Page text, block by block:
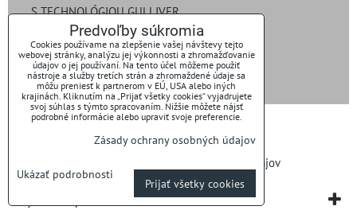
S TECHNOLÓGIOU GULLIVER
S TECHNOLÓGIOU VS.2
STACIONÁRNÉ
Zásady ochrany osobných údajov
BiznisWeb.sk
Predvoľby súkromia
Cookies používame na zlepšenie vašej návštevy tejto
webovej stránky, analýzu jej výkonnosti a zhromažďovanie
údajov o jej používaní. Na tento účel môžeme použiť
nástroje a služby tretích strán a zhromaždené údaje sa
môžu preniesť k partnerom v EÚ, USA alebo iných
krajinách. Kliknutím na „Prijať všetky cookies“ vyjadrujete
svoj súhlas s týmto spracovaním. Nižšie môžete nájsť
podrobné informácie alebo upraviť svoje preferencie.
Zásady ochrany osobných údajov
Ukázať podrobnosti
Prijať všetky cookies